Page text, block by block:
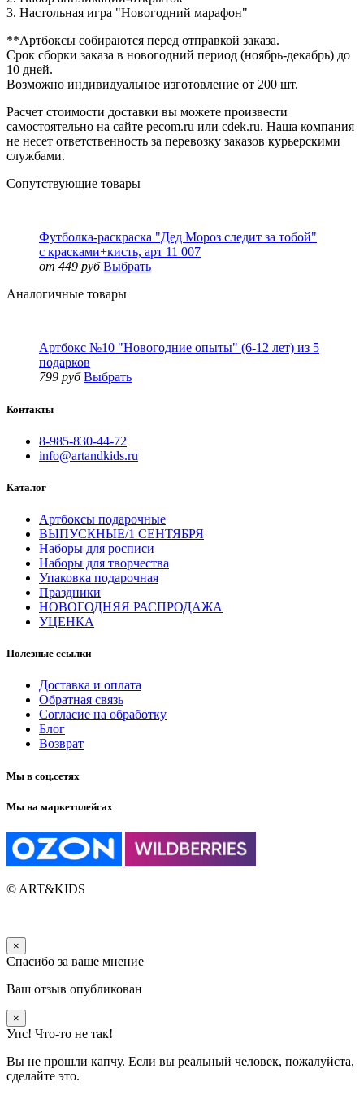
3. Настольная игра "Новогодний марафон"
**Артбоксы собираются перед отправкой заказа.
Срок сборки заказа в новогодний период (ноябрь-декабрь) до
10 дней.
Возможно индивидуальное изготовление от 200 шт.
Расчет стоимости доставки вы можете произвести
самостоятельно на сайте pecom.ru или cdek.ru. Наша компания
не несет ответственность за перевозку заказов курьерскими
службами.
Сопутствующие товары
Футболка-раскраска "Дед Мороз следит за тобой"
с красками+кисть, арт 11 007
от 449 руб Выбрать
Аналогичные товары
Артбокс №10 "Новогодние опыты" (6-12 лет) из 5
подарков
799 руб Выбрать
Контакты
8-985-830-44-72
info@artandkids.ru
Каталог
Артбоксы подарочные
ВЫПУСКНЫЕ/1 СЕНТЯБРЯ
Наборы для росписи
Наборы для творчества
Упаковка подарочная
Праздники
НОВОГОДНЯЯ РАСПРОДАЖА
УЦЕНКА
Полезные ссылки
Доставка и оплата
Обратная связь
Согласие на обработку
Блог
Возврат
Мы в соц.сетях
Мы на маркетплейсах
© ART&KIDS
×
Спасибо за ваше мнение
Ваш отзыв опубликован
×
Упс! Что-то не так!
Вы не прошли капчу. Если вы реальный человек, пожалуйста,
сделайте это.